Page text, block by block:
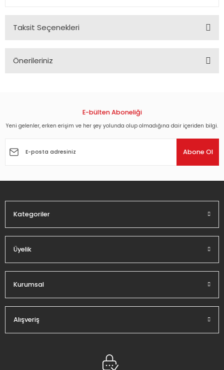
Taksit Seçenekleri
Önerileriniz
Görüş ve önerileriniz için teşekkür ederiz.
Ürün açıklamasında eksik bilgiler bulunuyor.
E-bülten Aboneliği
Yeni gelenler, erken erişim ve her şey yolunda olup olmadığına dair içeriden bilgi.
Abone Ol
Kategoriler
Üyelik
Kurumsal
Alışveriş